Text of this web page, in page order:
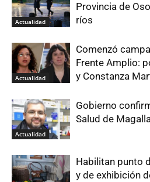
Actualidad
Provincia de
ríos
Actualidad
Comenzó
Frente Amplio:
y Constanza
Actualidad
Gobierno
Salud de
Habilitan punto
y de exhibición